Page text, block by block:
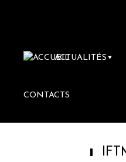
ACTUALITÉS ▼
CONTACTS
IFTM :